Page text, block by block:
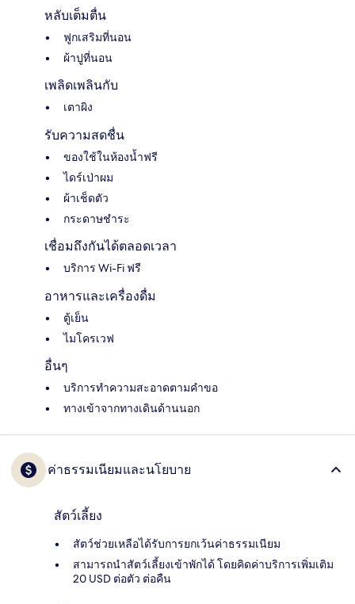
หลับเต็มตื่น
ฟูกเสริมที่นอน
ผ้าปูที่นอน
เพลิดเพลินกับ
เตาผิง
รับความสดชื่น
ของใช้ในห้องน้ำฟรี
ไดร์เป่าผม
ผ้าเช็ดตัว
กระดาษชำระ
เชื่อมถึงกันได้ตลอดเวลา
บริการ Wi-Fi ฟรี
อาหารและเครื่องดื่ม
ตู้เย็น
ไมโครเวฟ
อื่นๆ
บริการทำความสะอาดตามคำขอ
ทางเข้าจากทางเดินด้านนอก
ค่าธรรมเนียมและนโยบาย
สัตว์เลี้ยง
สัตว์ช่วยเหลือได้รับการยกเว้นค่าธรรมเนียม
สามารถนำสัตว์เลี้ยงเข้าพักได้ โดยคิดค่าบริการเพิ่มเติม
20 USD ต่อตัว ต่อคืน